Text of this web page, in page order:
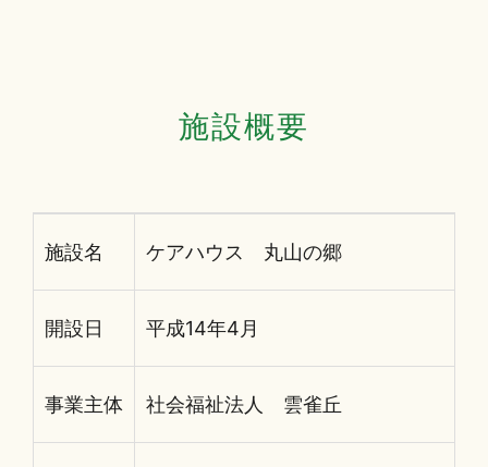
施設概要
施設名 ケアハウス 丸山の郷
開設日 平成14年4月
事業主体 社会福祉法人 雲雀丘